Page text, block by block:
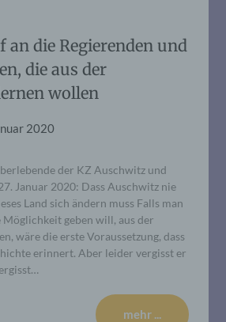
an die Regierenden und
die aus der
wollen
2020
der KZ Auschwitz und
Januar 2020: Dass Auschwitz nie
Land sich ändern muss Falls man
Möglichkeit geben will, aus der
wäre die erste Voraussetzung, dass
erinnert. Aber leider vergisst er
mehr ...